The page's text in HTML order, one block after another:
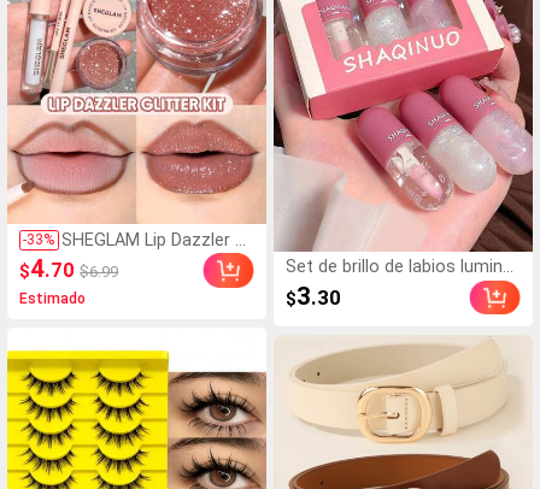
-33% SHEGLAM Lip Dazzler Ki
t De Glitter Labial-Cente
r Stage Lip Combo Marc
a De Belleza CosméTica
$4.70 $6.99
Estimado
Set de brillo de labios lumino
so de agua, 3 piezas de espej
o hidratante, aceite para el c
uración a prueba de manchas
$3.30